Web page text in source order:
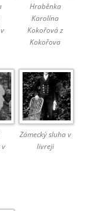
Hraběnka
Karolína
Kokořová z
Kokořova
v
Zámecký sluha v
livreji